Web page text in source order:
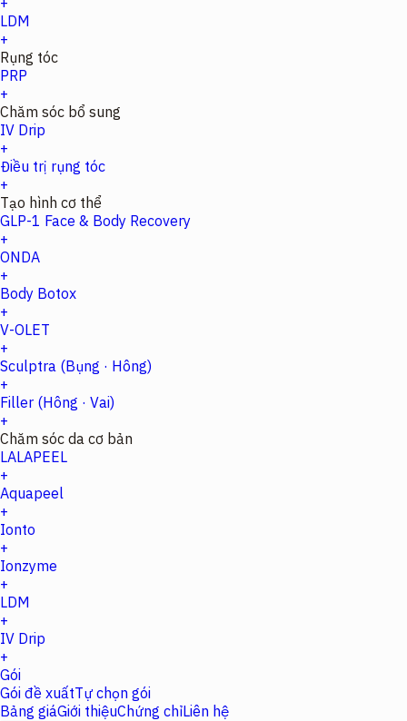
LDM
+
Rụng tóc
PRP
+
Chăm sóc bổ sung
IV Drip
+
Điều trị rụng tóc
+
Tạo hình cơ thể
GLP-1 Face & Body Recovery
+
ONDA
+
Body Botox
+
V-OLET
+
Sculptra (Bụng · Hông)
+
Filler (Hông · Vai)
+
Chăm sóc da cơ bản
LALAPEEL
+
Aquapeel
+
Ionto
+
Ionzyme
+
LDM
+
IV Drip
+
Gói
Gói đề xuấtTự chọn gói
Bảng giáGiới thiệuChứng chỉLiên hệ